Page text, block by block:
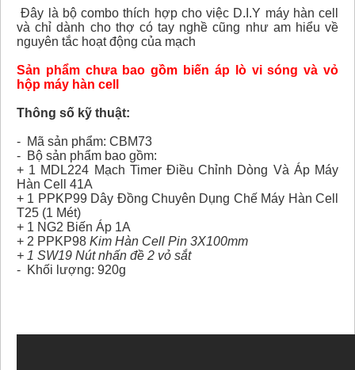
Đây là bộ combo thích hợp cho việc D.I.Y máy hàn cell
và chỉ dành cho thợ có tay nghề cũng như am hiểu về
nguyên tắc hoạt động của mạch
Sản phẩm chưa bao gồm biến áp lò vi sóng và vỏ
hộp máy hàn cell
Thông số kỹ thuật:
- Mã sản phẩm: CBM73
- Bộ sản phẩm bao gồm:
+ 1 MDL224 Mạch Timer Điều Chỉnh Dòng Và Áp Máy
Hàn Cell 41A
+ 1 PPKP99 Dây Đồng Chuyên Dụng Chế Máy Hàn Cell
T25 (1 Mét)
+ 1 NG2 Biến Áp 1A
+ 2 PPKP98 Kim Hàn Cell Pin 3X100mm
+ 1 SW19 Nút nhấn đề 2 vỏ sắt
- Khối lượng: 920g